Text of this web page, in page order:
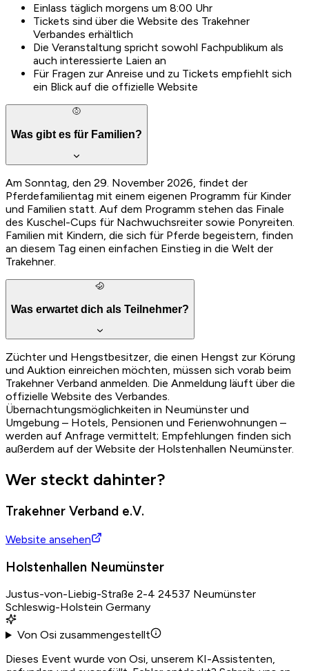
Einlass täglich morgens um 8:00 Uhr
Tickets sind über die Website des Trakehner
Verbandes erhältlich
Die Veranstaltung spricht sowohl Fachpublikum als
auch interessierte Laien an
Für Fragen zur Anreise und zu Tickets empfiehlt sich
ein Blick auf die offizielle Website
Was gibt es für Familien?
Am Sonntag, den 29. November 2026, findet der
Pferdefamilientag mit einem eigenen Programm für Kinder
und Familien statt. Auf dem Programm stehen das Finale
des Kuschel-Cups für Nachwuchsreiter sowie Ponyreiten.
Familien mit Kindern, die sich für Pferde begeistern, finden
an diesem Tag einen einfachen Einstieg in die Welt der
Trakehner.
Was erwartet dich als Teilnehmer?
Züchter und Hengstbesitzer, die einen Hengst zur Körung
und Auktion einreichen möchten, müssen sich vorab beim
Trakehner Verband anmelden. Die Anmeldung läuft über die
offizielle Website des Verbandes.
Übernachtungsmöglichkeiten in Neumünster und
Umgebung – Hotels, Pensionen und Ferienwohnungen –
werden auf Anfrage vermittelt; Empfehlungen finden sich
außerdem auf der Website der Holstenhallen Neumünster.
Wer steckt dahinter?
Trakehner Verband e.V.
Website ansehen
Holstenhallen Neumünster
Justus-von-Liebig-Straße 2-4 24537 Neumünster
Schleswig-Holstein Germany
Von Osi zusammengestellt
Dieses Event wurde von Osi, unserem KI-Assistenten,